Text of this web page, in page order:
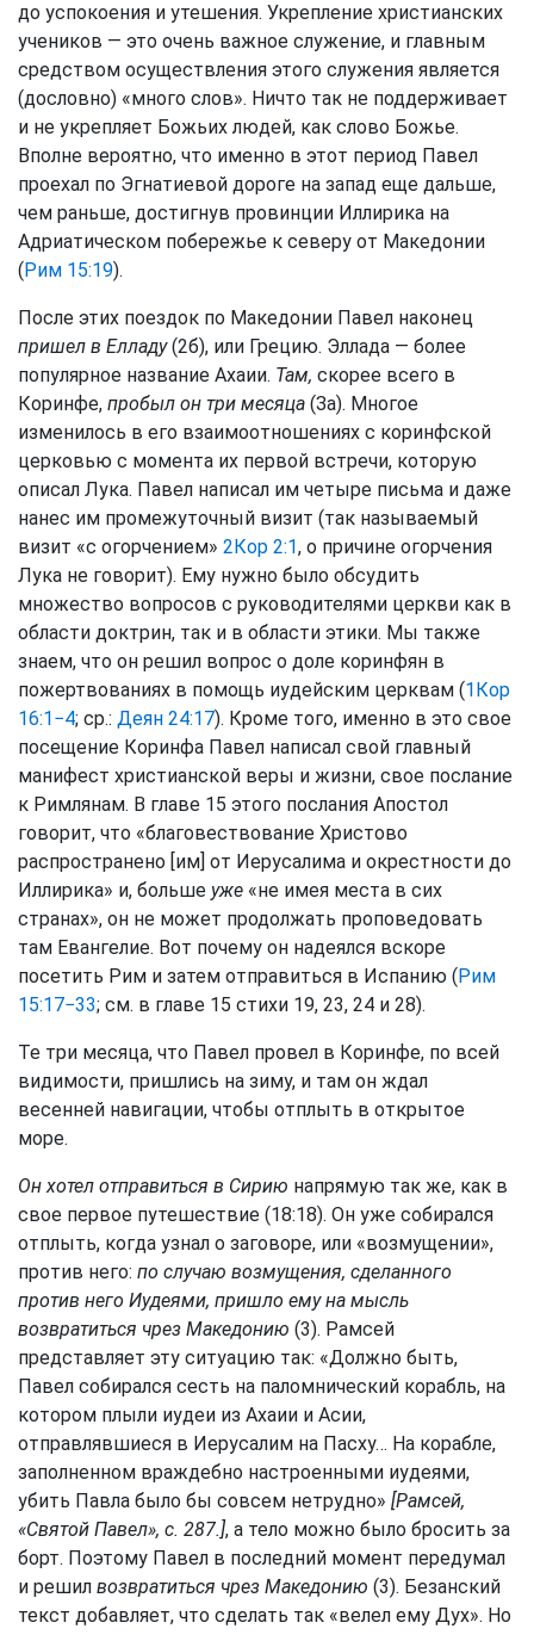
до успокоения и утешения. Укрепление христианских
учеников — это очень важное служение, и главным
средством осуществления этого служения является
(дословно) «много слов». Ничто так не поддерживает
и не укрепляет Божьих людей, как слово Божье.
Вполне вероятно, что именно в этот период Павел
проехал по Эгнатиевой дороге на запад еще дальше,
чем раньше, достигнув провинции Иллирика на
Адриатическом побережье к северу от Македонии
(Рим 15:19).
После этих поездок по Македонии Павел наконец
пришел в Елладу(2б), или Грецию. Эллада — более
популярное название Ахаии. Там, скорее всего в
Коринфе, пробыл он три месяца (За). Многое
изменилось в его взаимоотношениях с коринфской
церковью с момента их первой встречи, которую
описал Лука. Павел написал им четыре письма и даже
нанес им промежуточный визит (так называемый
визит «с огорчением» 2Кор 2:1, о причине огорчения
Лука не говорит). Ему нужно было обсудить
множество вопросов с руководителями церкви как в
области доктрин, так и в области этики. Мы также
знаем, что он решил вопрос о доле коринфян в
пожертвованиях в помощь иудейским церквам (1Кор
16:1−4; ср.: Деян 24:17). Кроме того, именно в это свое
посещение Коринфа Павел написал свой главный
манифест христианской веры и жизни, свое послание
к Римлянам. В главе 15 этого послания Апостол
говорит, что «благовествование Христово
распространено [им] от Иерусалима и окрестности до
Иллирика» и, больше уже «не имея места в сих
странах», он не может продолжать проповедовать
там Евангелие. Вот почему он надеялся вскоре
посетить Рим и затем отправиться в Испанию (Рим
15:17−33; см. в главе 15 стихи 19, 23, 24 и 28).
Те три месяца, что Павел провел в Коринфе, по всей
видимости, пришлись на зиму, и там он ждал
весенней навигации, чтобы отплыть в открытое
море.
Он хотел отправиться в Сирию напрямую так же, как в
свое первое путешествие (18:18). Он уже собирался
отплыть, когда узнал о заговоре, или «возмущении»,
против него: по случаю возмущения, сделанного
против него Иудеями, пришло ему на мысль
возвратиться чрез Македонию (3). Рамсей
представляет эту ситуацию так: «Должно быть,
Павел собирался сесть на паломнический корабль, на
котором плыли иудеи из Ахаии и Асии,
отправлявшиеся в Иерусалим на Пасху… На корабле,
заполненном враждебно настроенными иудеями,
убить Павла было бы совсем нетрудно» [Рамсей,
«Святой Павел», с. 287.], а тело можно было бросить за
борт. Поэтому Павел в последний момент передумал
и решил возвратиться чрез Македонию (3). Безанский
текст добавляет, что сделать так «велел ему Дух». Но